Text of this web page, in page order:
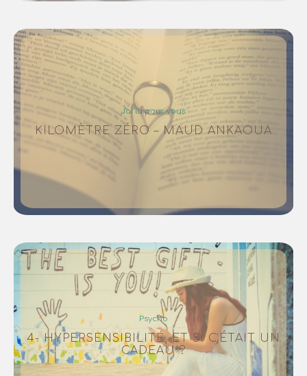
J'ai lu pour vous
KILOMÈTRE ZÉRO – MAUD ANKAOUA
Psycho
4- HYPERSENSIBILITÉ, ET SI C’ÉTAIT UN
CADEAU ?